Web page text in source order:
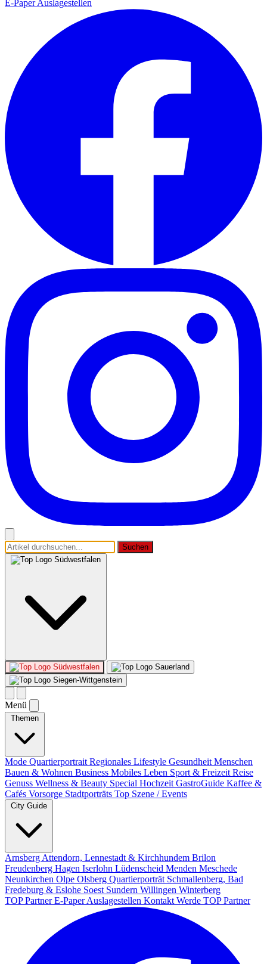
E-PaperAuslagestellen
Suchen
Südwestfalen
Südwestfalen
Sauerland
Siegen-Wittgenstein
Menü
Themen
Mode Quartierportrait Regionales Lifestyle Gesundheit Menschen
Bauen & Wohnen Business Mobiles Leben Sport & Freizeit Reise
Genuss Wellness & Beauty Special Hochzeit GastroGuide Kaffee &
Cafés Vorsorge Stadtporträts Top Szene / Events
City Guide
Arnsberg Attendorn, Lennestadt & Kirchhundem Brilon
Freudenberg Hagen Iserlohn Lüdenscheid Menden Meschede
Neunkirchen Olpe Olsberg Quartierporträt Schmallenberg, Bad
Fredeburg & Eslohe Soest Sundern Willingen Winterberg
TOP PartnerE-PaperAuslagestellen Kontakt Werde TOP Partner